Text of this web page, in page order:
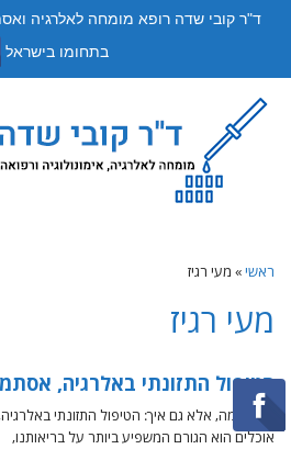
ראשי» מעי רגיז
מעי רגיז
הטיפול התזונתי באלרגיה,
לא רק מה, אלא גם איך: הטיפול התזונתי
אוכלים הוא הגורם המשפיע ביותר על בריאותנו,
ד"ר קובי שדה רופא מומחה לאלרגיה
בתחומו בישראל